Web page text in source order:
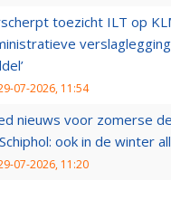
toezicht ILT op
07-2026, 11:54
nieuws voor zomerse
ook in de winter
07-2026, 11:20